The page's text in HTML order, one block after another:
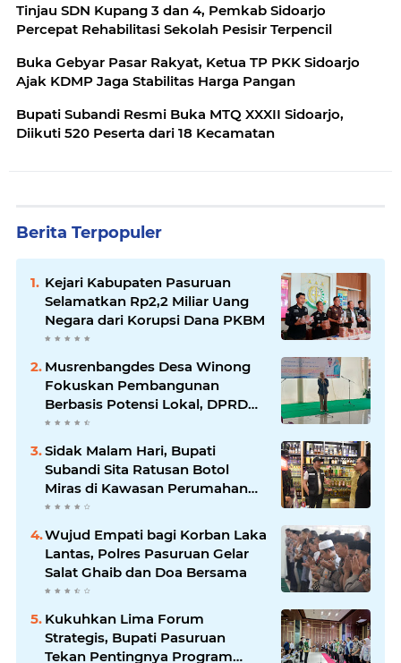
Tinjau SDN Kupang 3 dan 4, Pemkab Sidoarjo
Percepat Rehabilitasi Sekolah Pesisir Terpencil
Buka Gebyar Pasar Rakyat, Ketua TP PKK Sidoarjo
Ajak KDMP Jaga Stabilitas Harga Pangan
Bupati Subandi Resmi Buka MTQ XXXII Sidoarjo,
Diikuti 520 Peserta dari 18 Kecamatan
Berita Terpopuler
Kejari Kabupaten Pasuruan
Selamatkan Rp2,2 Miliar Uang
Negara dari Korupsi Dana PKBM
Musrenbangdes Desa Winong
Fokuskan Pembangunan
Berbasis Potensi Lokal, DPRD
Optimistis Meski Dihantam
Sidak Malam Hari, Bupati
Subandi Sita Ratusan Botol
Miras di Kawasan Perumahan
Sidoarjo
Wujud Empati bagi Korban Laka
Lantas, Polres Pasuruan Gelar
Salat Ghaib dan Doa Bersama
Kukuhkan Lima Forum
Strategis, Bupati Pasuruan
Tekan Pentingnya Program